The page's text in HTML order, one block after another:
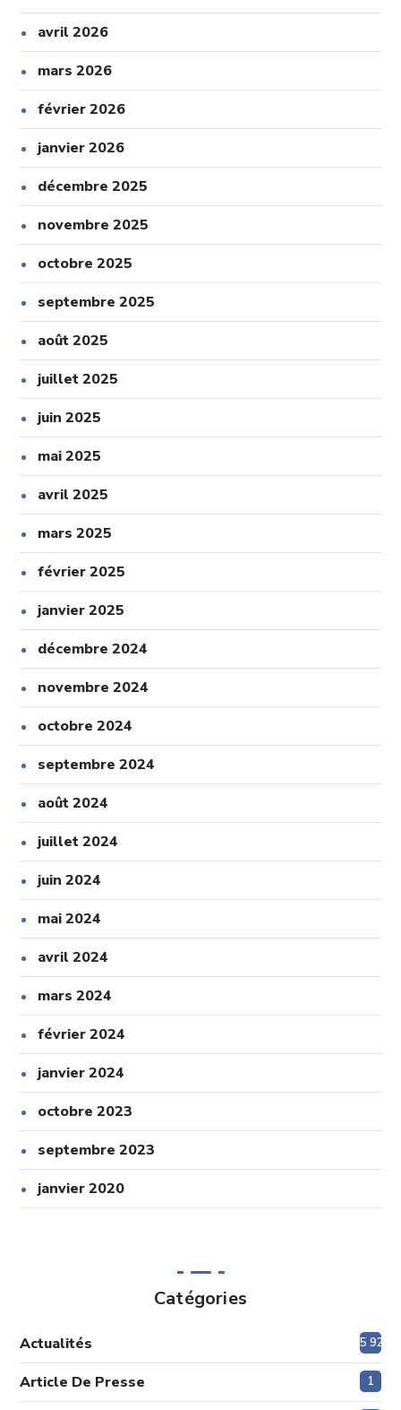
avril 2026
mars 2026
février 2026
janvier 2026
décembre 2025
novembre 2025
octobre 2025
septembre 2025
août 2025
juillet 2025
juin 2025
mai 2025
avril 2025
mars 2025
février 2025
janvier 2025
décembre 2024
novembre 2024
octobre 2024
septembre 2024
août 2024
juillet 2024
juin 2024
mai 2024
avril 2024
mars 2024
février 2024
janvier 2024
octobre 2023
septembre 2023
janvier 2020
Catégories
Actualités 5 920
Article De Presse 1